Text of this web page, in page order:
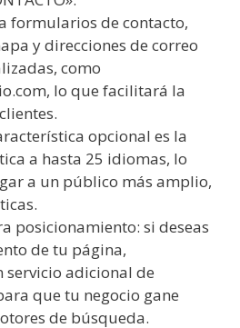
formularios de contacto,
y direcciones de correo
como
lo que facilitará la
opcional es la
a hasta 25 idiomas, lo
a un público más amplio,
posicionamiento: si deseas
de tu página,
adicional de
que tu negocio gane
de búsqueda.